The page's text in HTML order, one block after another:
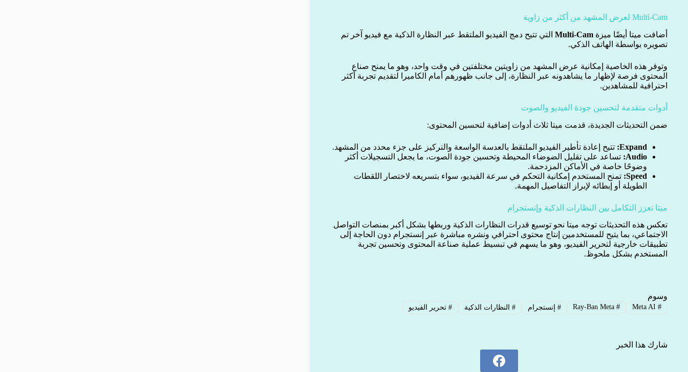
Multi-Cam لعرض المشهد من أكثر من زاوية
أضافت ميتا أيضًا ميزة Multi-Cam التي تتيح دمج الفيديو الملتقط عبر النظارة الذكية مع فيديو آخر تم
تصويره بواسطة الهاتف الذكي.
وتوفر هذه الخاصية إمكانية عرض المشهد من زاويتين مختلفتين في وقت واحد، وهو ما يمنح صناع
المحتوى فرصة لإظهار ما يشاهدونه عبر النظارة، إلى جانب ظهورهم أمام الكاميرا لتقديم تجربة أكثر
احترافية للمشاهدين.
أدوات متقدمة لتحسين جودة الفيديو والصوت
ضمن التحديثات الجديدة، قدمت ميتا ثلاث أدوات إضافية لتحسين المحتوى:
Expand: تتيح إعادة تأطير الفيديو الملتقط بالعدسة الواسعة والتركيز على جزء محدد من المشهد.
Audio: تساعد على تقليل الضوضاء المحيطة وتحسين جودة الصوت، ما يجعل التسجيلات أكثر
وضوحًا خاصة في الأماكن المزدحمة.
Speed: تمنح المستخدم إمكانية التحكم في سرعة الفيديو، سواء بتسريعه لاختصار اللقطات
الطويلة أو إبطائه لإبراز التفاصيل المهمة.
ميتا تعزز التكامل بين النظارات الذكية وإنستجرام
تعكس هذه التحديثات توجه ميتا نحو توسيع قدرات النظارات الذكية وربطها بشكل أكبر بمنصات التواصل
الاجتماعي، بما يتيح للمستخدمين إنتاج محتوى احترافي ونشره مباشرة عبر إنستجرام دون الحاجة إلى
تطبيقات خارجية لتحرير الفيديو، وهو ما يسهم في تبسيط عملية صناعة المحتوى وتحسين تجربة
المستخدم بشكل ملحوظ.
وسوم
#
Meta AI
#
Ray-Ban Meta
# إنستجرام # النظارات الذكية # تحرير الفيديو
شارك هذا الخبر